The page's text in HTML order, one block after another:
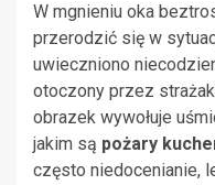
W mgnieniu oka
przerodzić się w
uwieczniono
otoczony przez
obrazek wywołuje
jakim są pożary
często niedocenianie,